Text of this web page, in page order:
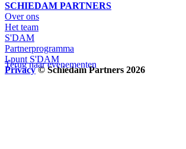
Terug naar evenementen
SCHIEDAM PARTNERS
Over ons
Het team
S'DAM
Partnerprogramma
I-punt S'DAM
Privacy © Schiedam Partners 2026